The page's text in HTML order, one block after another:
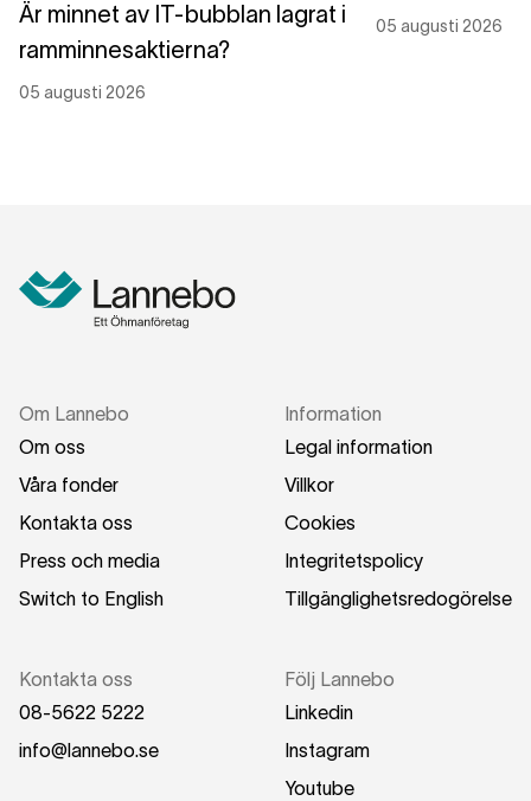
Är minnet av IT-bubblan lagrat i
ramminnesaktierna?
05 augusti 2026
05 augusti 2026
Om Lannebo
Om oss
Våra fonder
Kontakta oss
Press och media
Switch to English
Information
Legal information
Villkor
Cookies
Integritetspolicy
Tillgänglighetsredogörelse
Kontakta oss
08-5622 5222
info@lannebo.se
Följ Lannebo
Linkedin
Instagram
Youtube